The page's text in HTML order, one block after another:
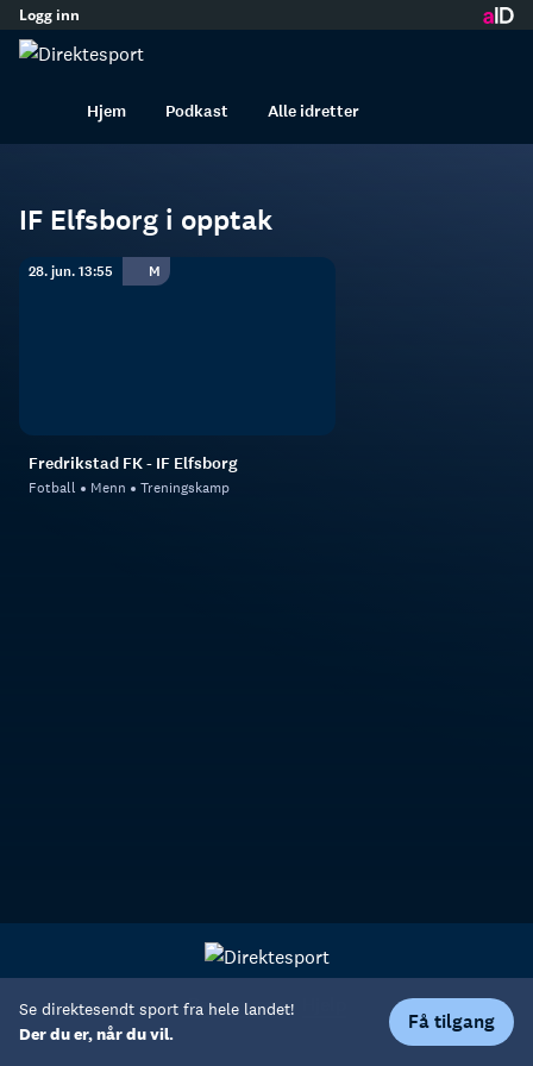
innhold
Logg inn
Hjem Podkast Alle idretter
Se direktesendt sport fra hele landet!
Der du er, når du vil.
Få tilgang
IF Elfsborg
IF Elfsborg i opptak
28. jun. 13:55 M
Fredrikstad FK - IF Elfsborg
Fotball Menn Treningskamp
Personvern